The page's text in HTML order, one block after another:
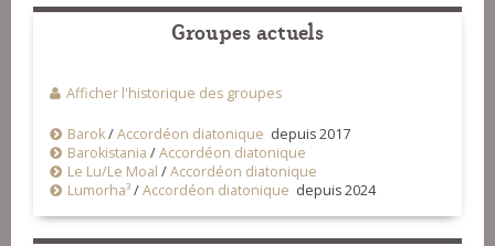
Groupes actuels
Afficher l'historique des groupes
Barok/Accordéon diatonique depuis 2017
Barokistania /Accordéon diatonique
Le Lu/Le Moal /Accordéon diatonique
Lumorha³/Accordéon diatonique depuis 2024